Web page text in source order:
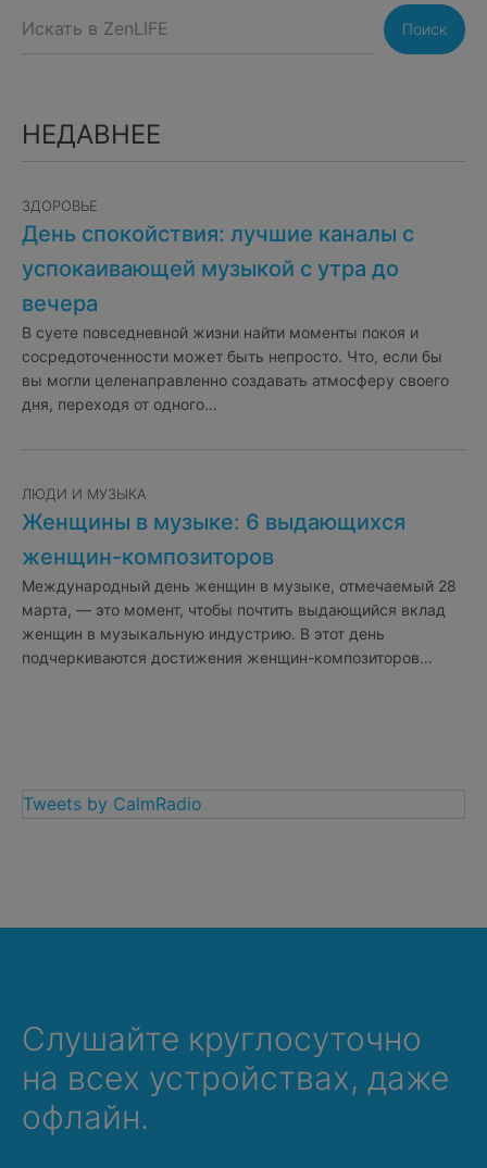
Поиск
НЕДАВНЕЕ
ЗДОРОВЬЕ
День спокойствия: лучшие каналы с
успокаивающей музыкой с утра до
вечера
В суете повседневной жизни найти моменты покоя и
сосредоточенности может быть непросто. Что, если бы
вы могли целенаправленно создавать атмосферу своего
дня, переходя от одного…
ЛЮДИ И МУЗЫКА
Женщины в музыке: 6 выдающихся
женщин-композиторов
Международный день женщин в музыке, отмечаемый 28
марта, — это момент, чтобы почтить выдающийся вклад
женщин в музыкальную индустрию. В этот день
подчеркиваются достижения женщин-композиторов…
Tweets by CalmRadio
Слушайте круглосуточно
на всех устройствах, даже
офлайн.